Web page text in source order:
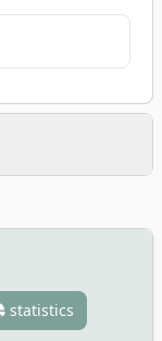
statistics